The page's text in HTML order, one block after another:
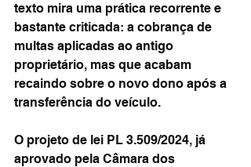
texto mira uma prática recorrente e
bastante criticada: a cobrança de
multas aplicadas ao antigo
proprietário, mas que acabam
recaindo sobre o novo dono após a
transferência do veículo.
O projeto de lei PL 3.509/2024, já
aprovado pela Câmara dos